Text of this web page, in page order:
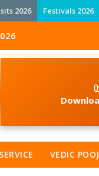
2026 Festivals 2026
VEDIC